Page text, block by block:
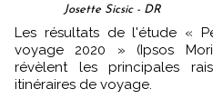
Josette Sicsic - DR
Les résultats de l'étude « Perspectives des risques de
voyage 2020 » (Ipsos
révèlent les principales
itinéraires de voyage.